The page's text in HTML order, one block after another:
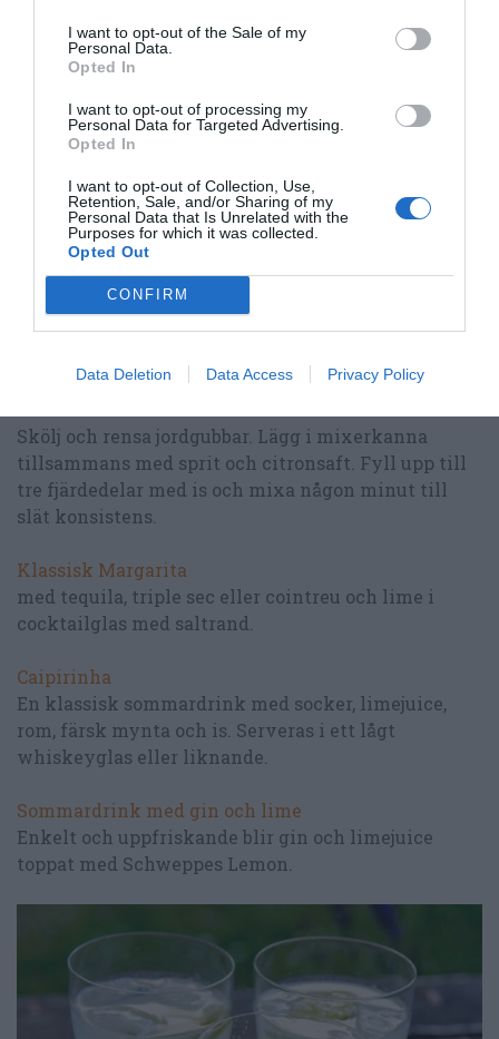
I want to opt-out of the Sale of my
Personal Data.
Opted In
I want to opt-out of processing my
Personal Data for Targeted Advertising.
Opted In
I want to opt-out of Collection, Use,
Retention, Sale, and/or Sharing of my
Personal Data that Is Unrelated with the
Purposes for which it was collected.
Opted Out
CONFIRM
Data Deletion Data Access Privacy Policy
Bellini eller champagnecocktail
sedan på med champagne, cava eller annat
mousserande vin.
Frozen Margerita
Cirka en mixerkanna till 6 vin- eller låga glas
En mixer (blender)
1 liter jordgubbar
12 cl tequila eller ljus rom
6 cl citronjuice
Skölj och rensa jordgubbar. Lägg i mixerkanna
tillsammans med sprit och citronsaft. Fyll upp till
tre fjärdedelar med is och mixa någon minut till
slät konsistens.
Klassisk Margarita
med tequila, triple sec eller cointreu och lime i
cocktailglas med saltrand.
Caipirinha
En klassisk sommardrink med socker, limejuice,
rom, färsk mynta och is. Serveras i ett lågt
whiskeyglas eller liknande.
Sommardrink med gin och lime
Enkelt och uppfriskande blir gin och limejuice
toppat med Schweppes Lemon.